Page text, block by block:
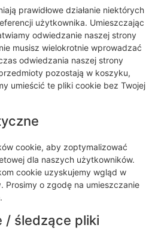
prawidłowe działanie niektórych
użytkownika. Umieszczając
odwiedzanie naszej strony
musisz wielokrotnie wprowadzać
odwiedzania naszej strony
pozostają w koszyku,
umieścić te pliki cookie bez Twojej
cookie, aby zoptymalizować
dla naszych użytkowników.
cookie uzyskujemy wgląd w
Prosimy o zgodę na umieszczanie
/ śledzące pliki